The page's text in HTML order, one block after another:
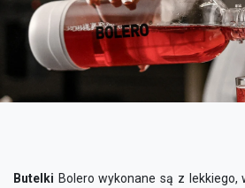
Butelki Bolero wykonane są z lekkiego,